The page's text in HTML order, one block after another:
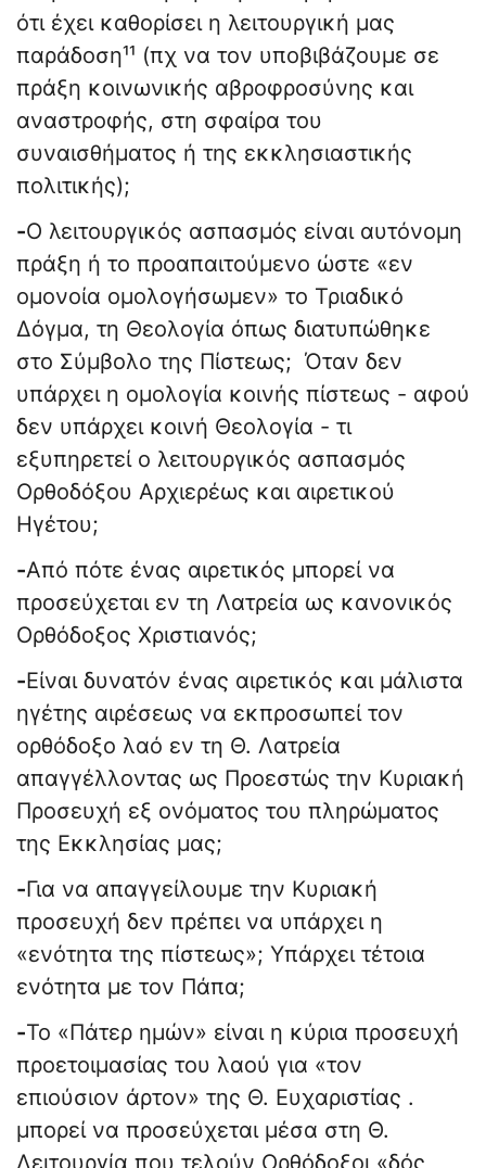
ότι έχει καθορίσει η λειτουργική μας
παράδοση¹¹ (πχ να τον υποβιβάζουμε σε
πράξη κοινωνικής αβροφροσύνης και
αναστροφής, στη σφαίρα του
συναισθήματος ή της εκκλησιαστικής
πολιτικής);
-Ο λειτουργικός ασπασμός είναι αυτόνομη
πράξη ή το προαπαιτούμενο ώστε «εν
ομονοία ομολογήσωμεν» το Τριαδικό
Δόγμα, τη Θεολογία όπως διατυπώθηκε
στο Σύμβολο της Πίστεως; Όταν δεν
υπάρχει η ομολογία κοινής πίστεως - αφού
δεν υπάρχει κοινή Θεολογία - τι
εξυπηρετεί ο λειτουργικός ασπασμός
Ορθοδόξου Αρχιερέως και αιρετικού
Ηγέτου;
-Από πότε ένας αιρετικός μπορεί να
προσεύχεται εν τη Λατρεία ως κανονικός
Ορθόδοξος Χριστιανός;
-Είναι δυνατόν ένας αιρετικός και μάλιστα
ηγέτης αιρέσεως να εκπροσωπεί τον
ορθόδοξο λαό εν τη Θ. Λατρεία
απαγγέλλοντας ως Προεστώς την Κυριακή
Προσευχή εξ ονόματος του πληρώματος
της Εκκλησίας μας;
-Για να απαγγείλουμε την Κυριακή
προσευχή δεν πρέπει να υπάρχει η
«ενότητα της πίστεως»; Υπάρχει τέτοια
ενότητα με τον Πάπα;
-Το «Πάτερ ημών» είναι η κύρια προσευχή
προετοιμασίας του λαού για «τον
επιούσιον άρτον» της Θ. Ευχαριστίας .
μπορεί να προσεύχεται μέσα στη Θ.